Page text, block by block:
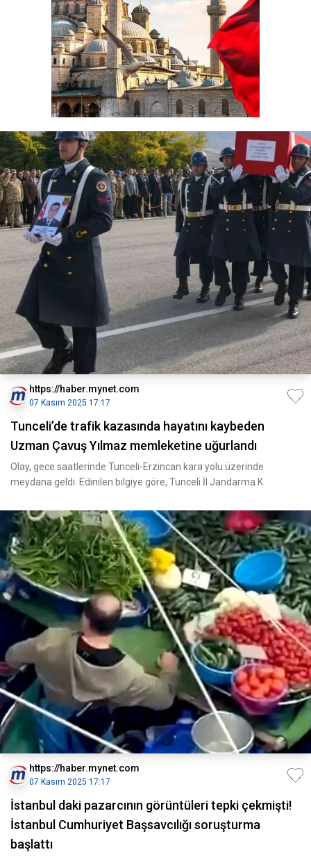
https://haber.mynet.com
07 Kasım 2025 17:17
Tunceli’de trafik kazasında hayatını kaybeden
Uzman Çavuş Yılmaz memleketine uğurlandı
Olay, gece saatlerinde Tunceli-Erzincan kara yolu üzerinde
meydana geldi. Edinilen bilgiye göre, Tunceli İl Jandarma K
https://haber.mynet.com
07 Kasım 2025 17:17
İstanbul daki pazarcının görüntüleri tepki çekmişti!
İstanbul Cumhuriyet Başsavcılığı soruşturma
başlattı